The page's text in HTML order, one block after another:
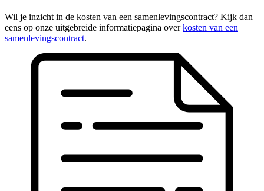
Wil je inzicht in de kosten van een samenlevingscontract? Kijk dan
eens op onze uitgebreide informatiepagina overkosten van een
samenlevingscontract.